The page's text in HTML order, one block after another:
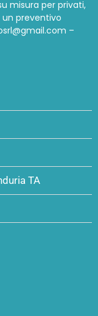
misura per privati,
preventivo
–
TA